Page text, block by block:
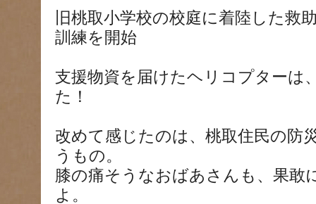
旧桃取小学校の校庭に着陸した救
訓練を開始
支援物資を届けたヘリコプターは
た！
改めて感じたのは、桃取住民の防
うもの。
膝の痛そうなおばあさんも、果敢
よ。